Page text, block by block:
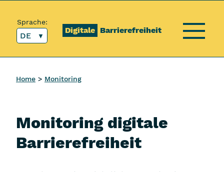
Digitale Barrierefreiheit
Sprache:
DE Menü
Home Monitoring
Monitoring digitale
Barrierefreiheit